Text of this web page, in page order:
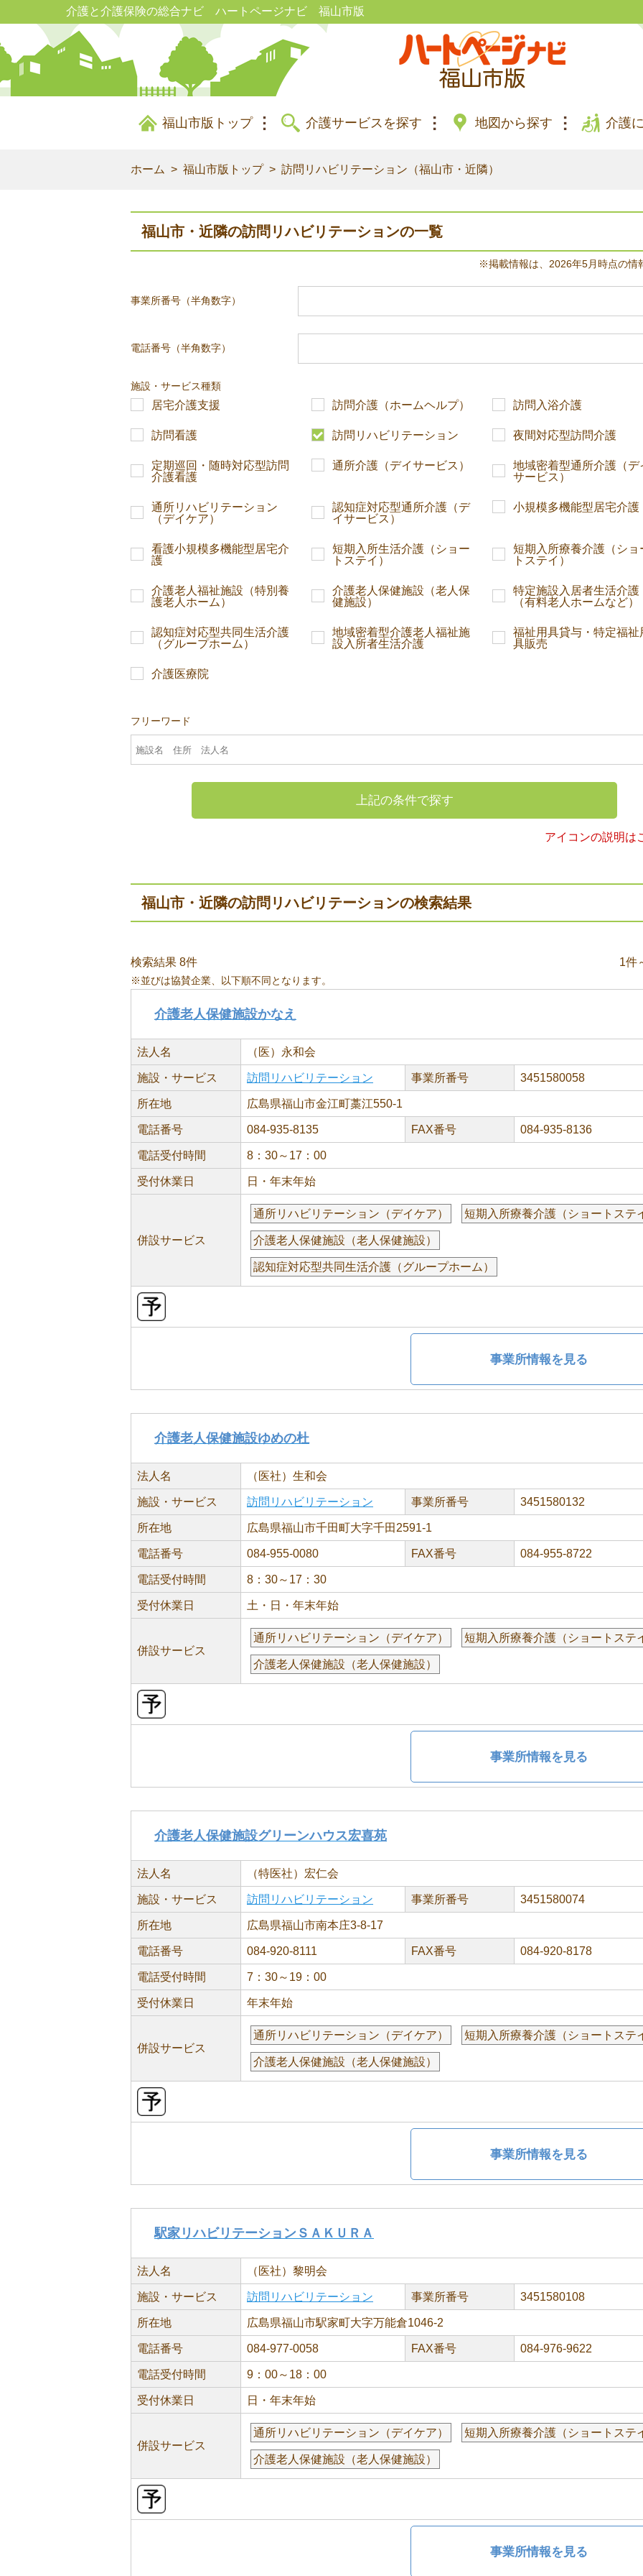
介護と介護保険の総合ナビ ハートページナビ 福山市版
福山市版トップ 介護サービスを探す 地図から探す 介護
ホーム 福山市版トップ 訪問リハビリテーション（福山市・近隣）
福山市・近隣の訪問リハビリテーションの一覧
※掲載情報は、2026年5月時点の情
事業所番号（半角数字）
電話番号（半角数字）
施設・サービス種類
居宅介護支援 訪問介護（ホームヘルプ） 訪問入浴介護
訪問看護 訪問リハビリテーション 夜間対応型訪問介護
定期巡回・随時対応型訪問
介護看護
通所介護（デイサービス）
地域密着型通所介護（デ
サービス）
通所リハビリテーション
（デイケア）
認知症対応型通所介護（デ
イサービス）
小規模多機能型居宅介護
看護小規模多機能型居宅介
護
短期入所生活介護（ショー
トステイ）
短期入所療養介護（ショ
トステイ）
介護老人福祉施設（特別養
護老人ホーム）
介護老人保健施設（老人保
健施設）
特定施設入居者生活介護
（有料老人ホームなど）
認知症対応型共同生活介護
（グループホーム）
地域密着型介護老人福祉施
設入所者生活介護
福祉用具貸与・特定福祉
具販売
介護医療院
フリーワード
上記の条件で探す
アイコンの説明は
福山市・近隣の訪問リハビリテーションの検索結果
検索結果 8件 1件
※並びは協賛企業、以下順不同となります。
介護老人保健施設かなえ
法人名 （医）永和会
施設・サービス 訪問リハビリテーション 事業所番号 3451580058
所在地 広島県福山市金江町藁江550-1
電話番号 084-935-8135 FAX番号 084-935-8136
電話受付時間 8：30～17：00
受付休業日 日・年末年始
併設サービス
通所リハビリテーション（デイケア） 短期入所療養介護（ショートステ
介護老人保健施設（老人保健施設）
認知症対応型共同生活介護（グループホーム）
事業所情報を見る
介護老人保健施設ゆめの杜
法人名 （医社）生和会
施設・サービス 訪問リハビリテーション 事業所番号 3451580132
所在地 広島県福山市千田町大字千田2591-1
電話番号 084-955-0080 FAX番号 084-955-8722
電話受付時間 8：30～17：30
受付休業日 土・日・年末年始
併設サービス
通所リハビリテーション（デイケア） 短期入所療養介護（ショートステ
介護老人保健施設（老人保健施設）
事業所情報を見る
介護老人保健施設グリーンハウス宏喜苑
法人名 （特医社）宏仁会
施設・サービス 訪問リハビリテーション 事業所番号 3451580074
所在地 広島県福山市南本庄3-8-17
電話番号 084-920-8111 FAX番号 084-920-8178
電話受付時間 7：30～19：00
受付休業日 年末年始
併設サービス
通所リハビリテーション（デイケア） 短期入所療養介護（ショートステ
介護老人保健施設（老人保健施設）
事業所情報を見る
駅家リハビリテーションＳＡＫＵＲＡ
法人名 （医社）黎明会
施設・サービス 訪問リハビリテーション 事業所番号 3451580108
所在地 広島県福山市駅家町大字万能倉1046-2
電話番号 084-977-0058 FAX番号 084-976-9622
電話受付時間 9：00～18：00
受付休業日 日・年末年始
併設サービス
通所リハビリテーション（デイケア） 短期入所療養介護（ショートステ
介護老人保健施設（老人保健施設）
事業所情報を見る